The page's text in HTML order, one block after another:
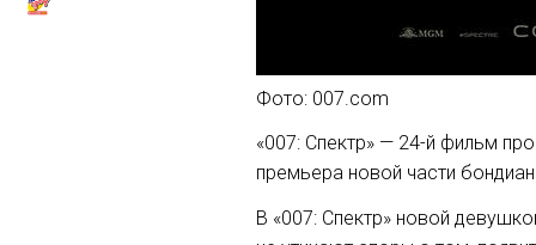
Фото: 007.com
«007: Спектр» — 24-й фильм
премьера новой части
В «007: Спектр» новой